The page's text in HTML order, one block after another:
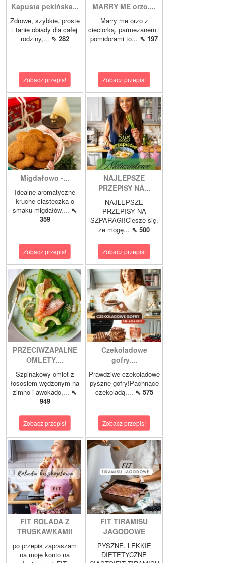
Kapusta pekińska...
Zdrowe, szybkie, proste
i tanie obiady dla całej
rodziny,... ⇖ 282
Zobacz przepis!
MARRY ME orzo,...
Marry me orzo z
cieciorką, parmezanem i
pomidorami to... ⇖ 197
Zobacz przepis!
Migdałowo -...
Idealne aromatyczne
kruche ciasteczka o
smaku migdałów,... ⇖
359
Zobacz przepis!
NAJLEPSZE
PRZEPISY NA...
NAJLEPSZE
PRZEPISY NA
SZPARAGI!Cieszę się,
że mogę... ⇖ 500
Zobacz przepis!
PRZECIWZAPALNE
OMLETY....
Szpinakowy omlet z
łososiem wędzonym na
zimno i awokado,... ⇖
949
Zobacz przepis!
Czekoladowe
gofry....
Prawdziwe czekoladowe
pyszne gofry!Pachnące
czekoladą,... ⇖ 575
Zobacz przepis!
FIT ROLADA Z
TRUSKAWKAMI!
po przepis zapraszam
na moje konto na
FIT TIRAMISU
JAGODOWE
PYSZNE, LEKKIE
DIETETYCZNE